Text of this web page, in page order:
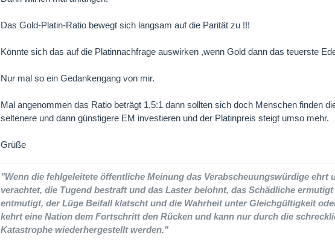
Das Gold-Platin-Ratio bewegt sich langsam auf die Parität zu !!!
Könnte sich das auf die Platinnachfrage auswirken ,wenn Gold dann das teuerste
Nur mal so ein Gedankengang von mir.
Mal angenommen das Ratio beträgt 1,5:1 dann sollten sich doch Menschen finden
seltenere und dann günstigere EM investieren und der Platinpreis steigt umso mehr.
Grüße
"Wenn die fehlgeleitete öffentliche Meinung das Verabscheuungswürdige ehrt
verachtet, die Tugend bestraft und das Laster belohnt, das Schädliche
entmutigt, der Lüge Beifall klatscht und die Wahrheit unter Gleichgültigkeit
kehrt eine Nation dem Fortschritt den Rücken und kann nur durch die
Katastrophe wiederhergestellt werden."